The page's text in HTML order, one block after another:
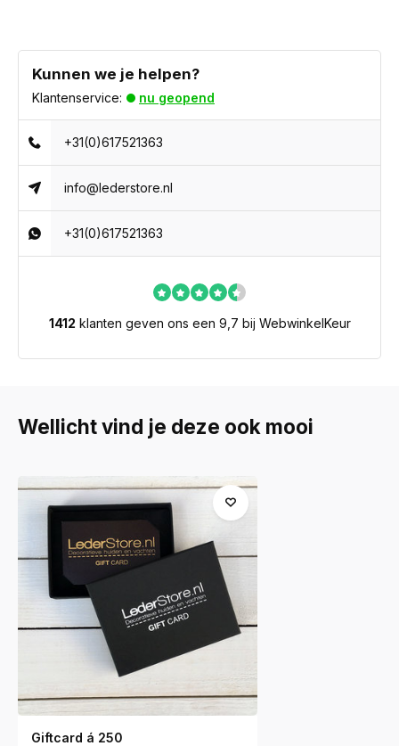
Kunnen we je helpen?
Klantenservice: nu geopend
+31(0)617521363
info@lederstore.nl
+31(0)617521363
1412 klanten geven ons een 9,7 bij WebwinkelKeur
Wellicht vind je deze ook mooi
Giftcard á 250